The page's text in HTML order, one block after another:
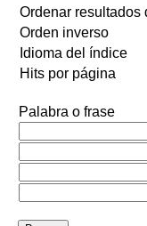
Ordenar resultados
Orden inverso
Idioma del índice
Hits por página
Palabra o frase